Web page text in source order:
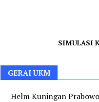
SIMULASI
GERAI UKM
Helm Kuningan